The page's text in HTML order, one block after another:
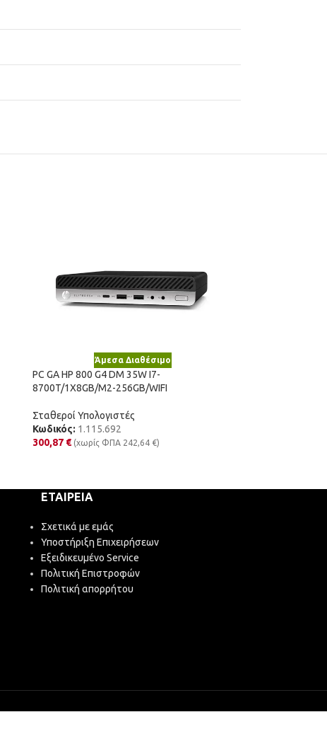
Άμεσα Διαθέσιμο
PC GA HP 800 G4 DM 35W I7-
8700T/1X8GB/M2-256GB/WIFI
Σταθεροί Υπολογιστές
Κωδικός: 1.115.692
300,87 € (χωρίς ΦΠΑ 242,64 €)
ΕΤΑΙΡΕΊΑ
Σχετικά με εμάς
Υποστήριξη Επιχειρήσεων
Εξειδικευμένο Service
Πολιτική Επιστροφών
Πολιτική απορρήτου